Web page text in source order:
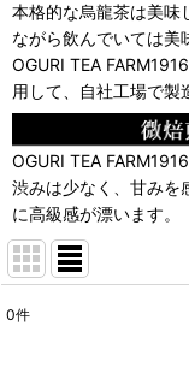
本格的な烏龍茶は美味
ながら飲んでいては美
OGURI TEA
用して、自社工場で製
OGURI TEA
渋みは少なく、甘みを
に高級感が漂います。
表示数
0件